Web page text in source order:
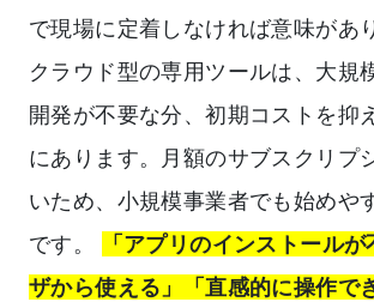
で現場に定着しなければ意味があ
クラウド型の専用ツールは、大規
開発が不要な分、初期コストを抑
にあります。月額のサブスクリプ
いため、小規模事業者でも始めや
です。
「アプリのインストール
ザから使える」「直感的に操作で